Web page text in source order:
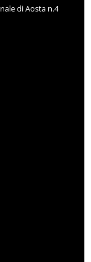
di Aosta n.4